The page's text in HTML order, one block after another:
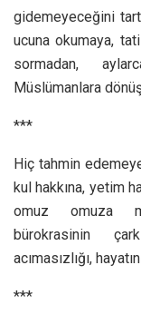
gidemeyeceğini
ucuna okumaya,
sormadan,
Müslümanlara
***
Hiç tahmin
kul hakkına, yetim
omuz omuza
bürokrasinin
acımasızlığı,
***